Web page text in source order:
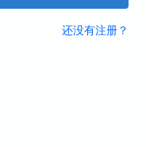
还没有注册？